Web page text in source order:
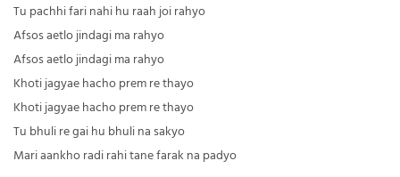
Tu pachhi fari nahi hu raah joi rahyo
Afsos aetlo jindagi ma rahyo
Afsos aetlo jindagi ma rahyo
Khoti jagyae hacho prem re thayo
Khoti jagyae hacho prem re thayo
Tu bhuli re gai hu bhuli na sakyo
Mari aankho radi rahi tane farak na padyo